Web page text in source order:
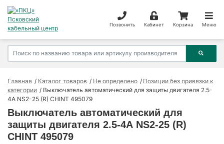
Позвонить Кабинет Корзина Меню
Главная Каталог товаров Не определено
Позиции без привязки к
категории
Выключатель автоматический для защиты двигателя 2.5-
4А NS2-25 (R) CHINT 495079
Выключатель автоматический для
защиты двигателя 2.5-4А NS2-25 (R)
CHINT 495079